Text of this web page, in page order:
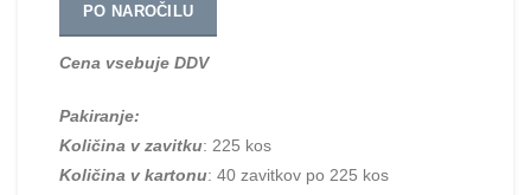
PO NAROČILU
Cena vsebuje DDV
Pakiranje:
Količina v zavitku: 225 kos
Količina v kartonu: 40 zavitkov po 225 kos